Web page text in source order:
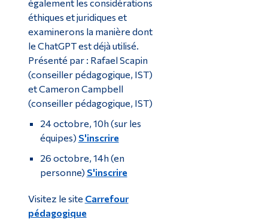
également les considérations
éthiques et juridiques et
examinerons la manière dont
le ChatGPT est déjà utilisé.
Présenté par : Rafael Scapin
(conseiller pédagogique, IST)
et Cameron Campbell
(conseiller pédagogique, IST)
24 octobre, 10h (sur les
équipes) S'inscrire
26 octobre, 14h (en
personne) S'inscrire
Visitez le site Carrefour
pédagogique